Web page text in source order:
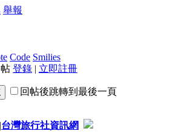
舉報
Code Smilies
登錄 | 立即註冊
回帖後跳轉到最後一頁
|台灣旅行社資訊網